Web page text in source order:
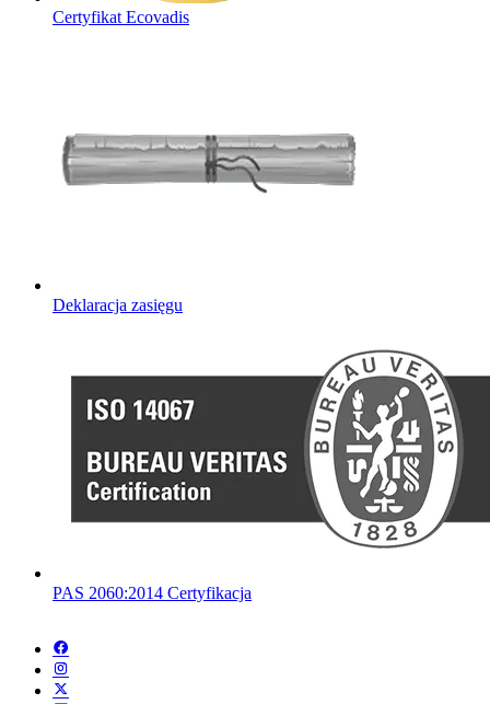
Certyfikat Ecovadis
Deklaracja zasięgu
PAS 2060:2014 Certyfikacja